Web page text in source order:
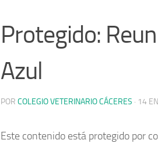
Protegido:
Azul
POR COLEGIO VETERINARIO CÁCERES · 14
Este contenido está protegido por